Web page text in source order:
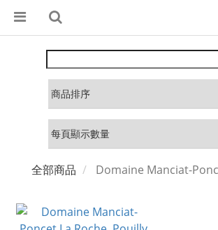
全部商品 Domaine Manciat-